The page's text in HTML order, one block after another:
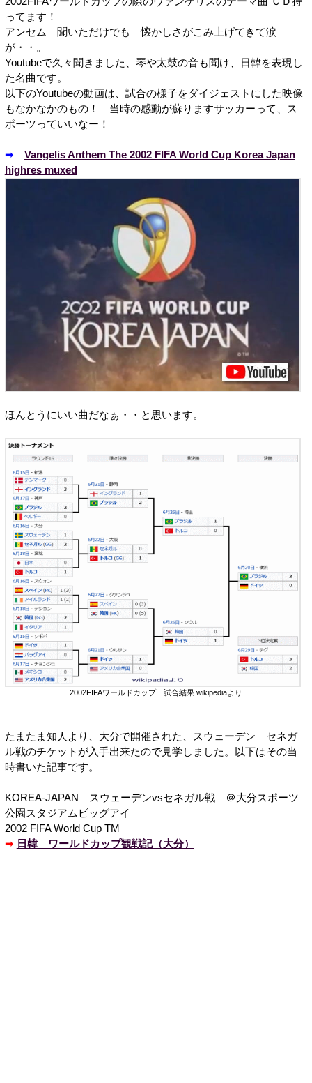
ってます！
アンセム 聞いただけでも 懐かしさがこみ上げてきて涙
が・・。
Youtubeで久々聞きました、琴や太鼓の音も聞け、日韓を表現し
た名曲です。
以下のYoutubeの動画は、試合の様子をダイジェストにした映像
もなかなかのもの！ 当時の感動が蘇りますサッカーって、ス
ポーツっていいなー！
➡
Vangelis Anthem The 2002 FIFA World Cup Korea Japan
highres muxed
ほんとうにいい曲だなぁ・・と思います。
2002FIFAワールドカップ 試合結果 wikipediaより
たまたま知人より、大分で開催された、スウェーデン セネガ
ル戦のチケットが入手出来たので見学しました。以下はその当
時書いた記事です。
KOREA-JAPAN スウェーデンvsセネガル戦 ＠大分スポーツ
公園スタジアムビッグアイ
2002 FIFA World Cup TM
➡ 日韓 ワールドカップ観戦記（大分）